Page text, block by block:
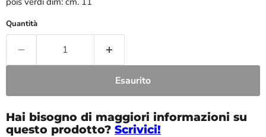
Quantità
Esaurito
Hai bisogno di maggiori informazioni su
questo prodotto? Scrivici!